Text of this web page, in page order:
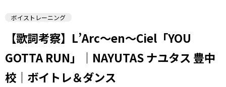
ボイストレーニング
【歌詞考察】L’Arc～en～Ciel「YOU
GOTTA RUN」｜NAYUTAS ナユタス 豊中
校｜ボイトレ＆ダンス